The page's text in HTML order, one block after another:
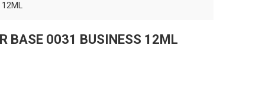
BASE 0031 BUSINESS 12ML